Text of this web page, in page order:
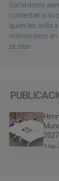
Sacerdotes
contestan a su
quien les orilla
mismo sexo
25, 2026
2027
3 Ago